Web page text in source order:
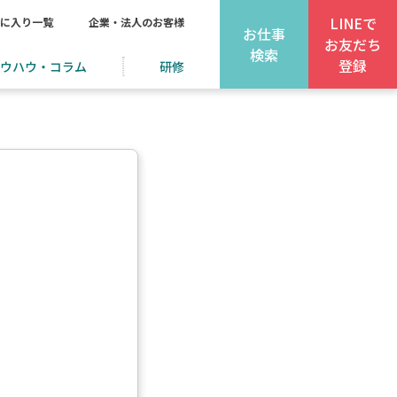
入り一覧 企業・法人のお客様
ハウ・コラム 研修
お仕事
検索
LINEで
お友だち
登録